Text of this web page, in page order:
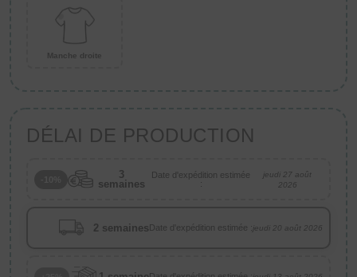
Manche droite
DÉLAI DE PRODUCTION
3
semaines
Date d'expédition estimée
:
jeudi 27 août
2026
2 semaines Date d'expédition estimée :jeudi 20 août 2026